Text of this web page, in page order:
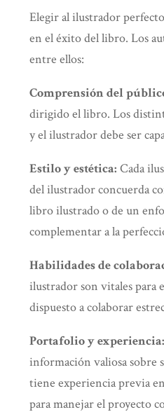
Elegir al ilustrador
en el éxito del libro. Los
entre ellos:
Comprensión del
dirigido el libro. Los
y el ilustrador debe ser
Estilo y estética: Cada
del ilustrador concuerda
libro ilustrado o de un
complementar a la
Habilidades de
ilustrador son vitales para
dispuesto a colaborar
Portafolio y experiencia:
información valiosa sobre
tiene experiencia previa
para manejar el proyecto